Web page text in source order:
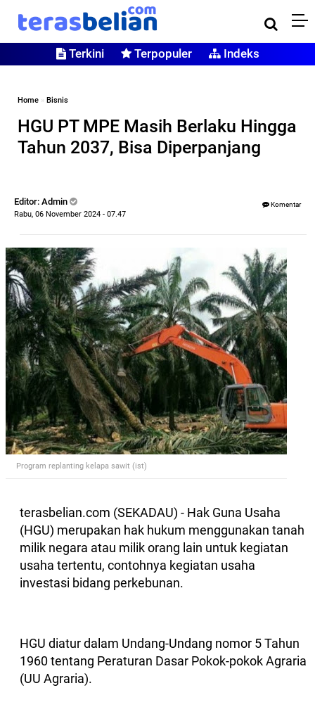
Terkini Terpopuler Indeks
Home » Bisnis
HGU PT MPE Masih Berlaku Hingga
Tahun 2037, Bisa Diperpanjang
Editor: Admin
Rabu, 06 November 2024 - 07.47
Komentar
Program replanting kelapa sawit (ist)
terasbelian.com (SEKADAU) - Hak Guna Usaha
(HGU) merupakan hak hukum menggunakan tanah
milik negara atau milik orang lain untuk kegiatan
usaha tertentu, contohnya kegiatan usaha
investasi bidang perkebunan.
HGU diatur dalam Undang-Undang nomor 5 Tahun
1960 tentang Peraturan Dasar Pokok-pokok Agraria
(UU Agraria).